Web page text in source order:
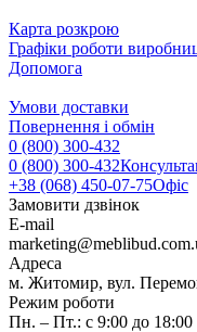
Карта розкрою
Графіки роботи
Допомога
Умови доставки
Повернення і обмін
0 (800) 300-432
0 (800) 300-432
+38 (068) 450-07-75Офіс
Замовити дзвінок
E-mail
Адреса
м. Житомир, вул.
Режим роботи
Пн. – Пт.: с 9:00 до 18:00